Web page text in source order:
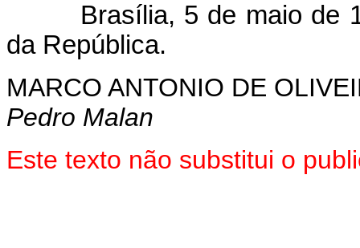
Brasília, 5 de maio de
da República.
MARCO ANTONIO DE
Pedro Malan
Este texto não substitui o